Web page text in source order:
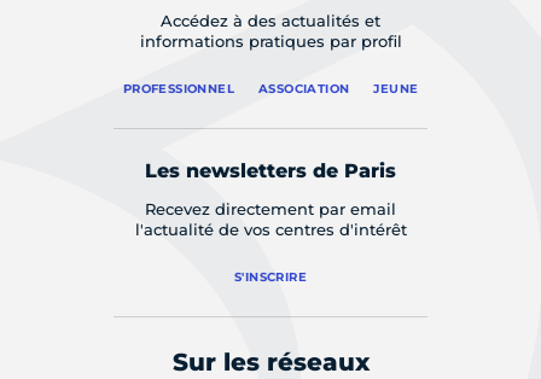
Accédez à des actualités et
informations pratiques par profil
PROFESSIONNEL ASSOCIATION JEUNE
Les newsletters de Paris
Recevez directement par email
l'actualité de vos centres d'intérêt
S'INSCRIRE
Sur les réseaux